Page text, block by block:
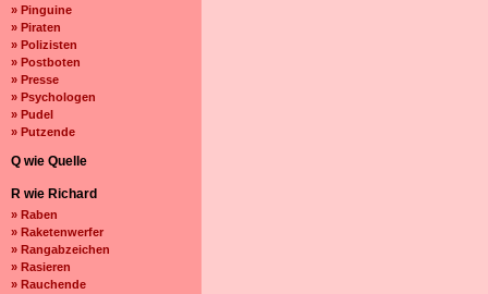
» Pinguine
» Piraten
» Polizisten
» Postboten
» Presse
» Psychologen
» Pudel
» Putzende
Q wie Quelle
R wie Richard
» Raben
» Raketenwerfer
» Rangabzeichen
» Rasieren
» Rauchende